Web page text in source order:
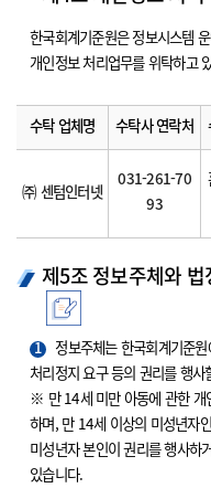
한국회계기준원은 정보시스템
개인정보 처리업무를 위탁하고
수탁 업체명 수탁사 연락처
㈜ 센텀인터넷
031-261-70
93
제5조 정보주체와 법
1
정보주체는 한국회계기준원
처리정지 요구 등의 권리를 행사
※ 만 14세 미만 아동에 관한 개
하며, 만 14세 이상의 미성년자
미성년자 본인이 권리를 행사하
있습니다.